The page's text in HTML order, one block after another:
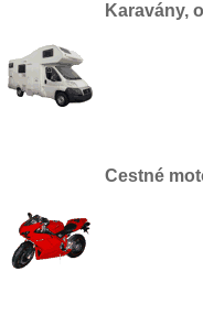
Karavány,
Cestné